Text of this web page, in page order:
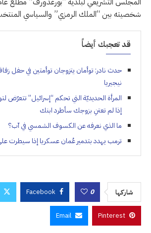
شخصيته بين “الملك الرمزي” والسياسي
قد تعجبك أيضاً
حدث نادر: توأمان يتزوجان توأمتين في حفل
نيجيريا
المرأة الحديديّة التي تحكم “إسرائيل” تتعرّض
إذا لم تعتنِ بزوجك سأطرد ابنك
ما الذي نعرفه عن الكسوف الشمسي في آب؟
ترمب يهدد بتدمير عُمان عسكريا إذا سيطرت
شاركها 0
Facebook
Pinterest
Email